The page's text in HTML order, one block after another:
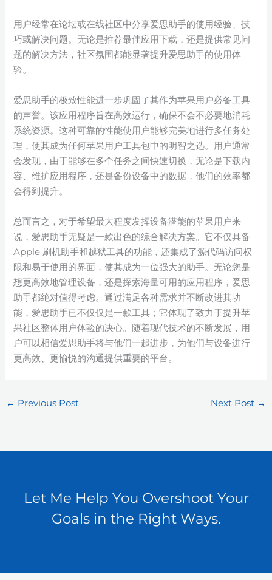
用户经常在论坛或在线社区中分享爱思助手的使用经验、技
巧或解决问题。无论是推荐最佳应用下载，还是提供常见问
题的解决方法，社区氛围都能显著提升爱思助手的使用体
验。
爱思助手的极致性能进一步巩固了其作为苹果用户必备工具
的声誉。该应用程序旨在高效运行，确保不会不必要地消耗
系统资源。这种可靠的性能使用户能够完美地进行多任务处
理，使其成为任何苹果用户工具包中的明智之选。用户通常
会发现，由于能够在多个任务之间快速切换，无论是下载内
容、维护应用程序，还是备份设备中的数据，他们的效率都
会得到提升。
总而言之，对于希望最大程度发挥设备潜能的苹果用户来
说，爱思助手无疑是一款出色的综合解决方案。它不仅具备
Apple 刷机助手和越狱工具的功能，还集成了源代码访问权
限和易于使用的界面，使其成为一位强大的助手。无论您是
想更高效地管理设备，还是探索海量可用的应用程序，爱思
助手都绝对值得考虑。通过满足各种需求并不断改进其功
能，爱思助手已不仅仅是一款工具；它体现了致力于提升苹
果社区整体用户体验的决心。随着现代技术的不断发展，用
户可以相信爱思助手将与他们一起进步，为他们与设备进行
更高效、更愉悦的沟通提供重要的平台。
← Previous Post Next Post →
Let Me Help You Overshoot Your
Goals in the Right Ways.